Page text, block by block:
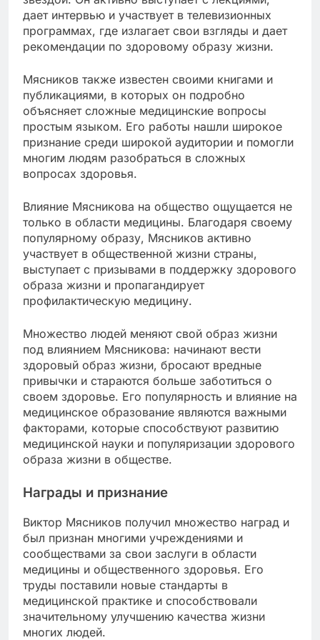
дает интервью и участвует в телевизионных
программах, где излагает свои взгляды и дает
рекомендации по здоровому образу жизни.
Мясников также известен своими книгами и
публикациями, в которых он подробно
объясняет сложные медицинские вопросы
простым языком. Его работы нашли широкое
признание среди широкой аудитории и помогли
многим людям разобраться в сложных
вопросах здоровья.
Влияние Мясникова на общество ощущается не
только в области медицины. Благодаря своему
популярному образу, Мясников активно
участвует в общественной жизни страны,
выступает с призывами в поддержку здорового
образа жизни и пропагандирует
профилактическую медицину.
Множество людей меняют свой образ жизни
под влиянием Мясникова: начинают вести
здоровый образ жизни, бросают вредные
привычки и стараются больше заботиться о
своем здоровье. Его популярность и влияние на
медицинское образование являются важными
факторами, которые способствуют развитию
медицинской науки и популяризации здорового
образа жизни в обществе.
Награды и признание
Виктор Мясников получил множество наград и
был признан многими учреждениями и
сообществами за свои заслуги в области
медицины и общественного здоровья. Его
труды поставили новые стандарты в
медицинской практике и способствовали
значительному улучшению качества жизни
многих людей.